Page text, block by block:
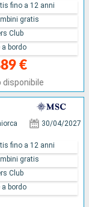
€
disponibile
fino a 12 anni
gratis
Club
bordo
30/04/2027
fino a 12 anni
gratis
Club
bordo